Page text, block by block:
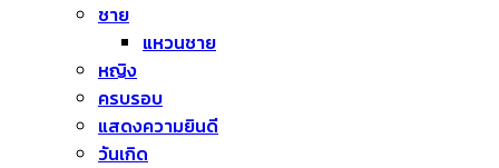
ชาย
แหวนชาย
หญิง
ครบรอบ
แสดงความยินดี
วันเกิด